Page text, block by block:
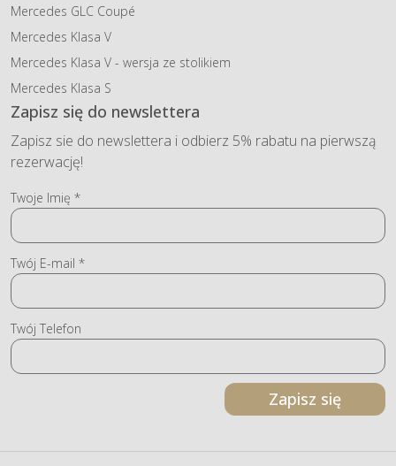
Mercedes GLC Coupé
Mercedes Klasa V
Mercedes Klasa V - wersja ze stolikiem
Mercedes Klasa S
Zapisz się do newslettera
Zapisz sie do newslettera i odbierz 5% rabatu na pierwszą
rezerwację!
Twoje Imię *
Twój E-mail *
Twój Telefon
Zapisz się